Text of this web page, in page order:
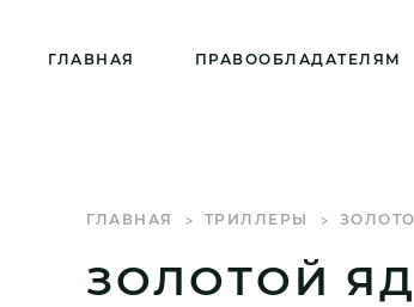
ГЛАВНАЯ ПРАВООБЛАДАТЕЛЯМ
ГЛАВНАЯ ТРИЛЛЕРЫ
ЗОЛОТОЙ ЯД